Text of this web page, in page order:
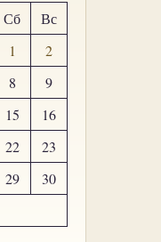
Сб
Вс
1
2
8
9
15
16
22
23
29
30